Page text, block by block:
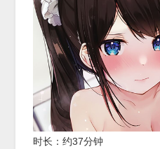
时长：约37分钟